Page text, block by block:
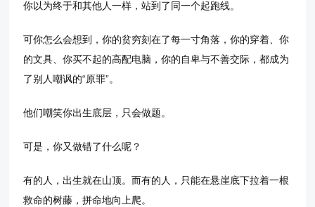
你以为终于和其他人一样，站到了同一个起跑线。
可你怎么会想到，你的贫穷刻在了每一寸角落，你的穿着、你
的文具、你买不起的高配电脑，你的自卑与不善交际，都成为
了别人嘲讽的“原罪”。
他们嘲笑你出生底层，只会做题。
可是，你又做错了什么呢？
有的人，出生就在山顶。而有的人，只能在悬崖底下拉着一根
救命的树藤，拼命地向上爬。